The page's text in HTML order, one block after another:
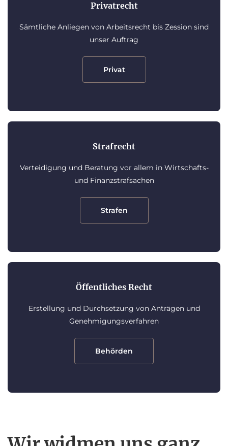
Privatrecht
Sämtliche Anliegen von Arbeitsrecht bis Zession sind
unser Auftrag
Privat
Strafrecht
Verteidigung und Beratung vor allem in Wirtschafts-
und Finanzstrafsachen
Strafen
Öffentliches Recht
Erstellung und Durchsetzung von Anträgen und
Genehmigungsverfahren
Behörden